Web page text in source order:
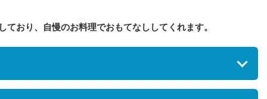
おり、自慢のお料理でおもてなししてくれます。